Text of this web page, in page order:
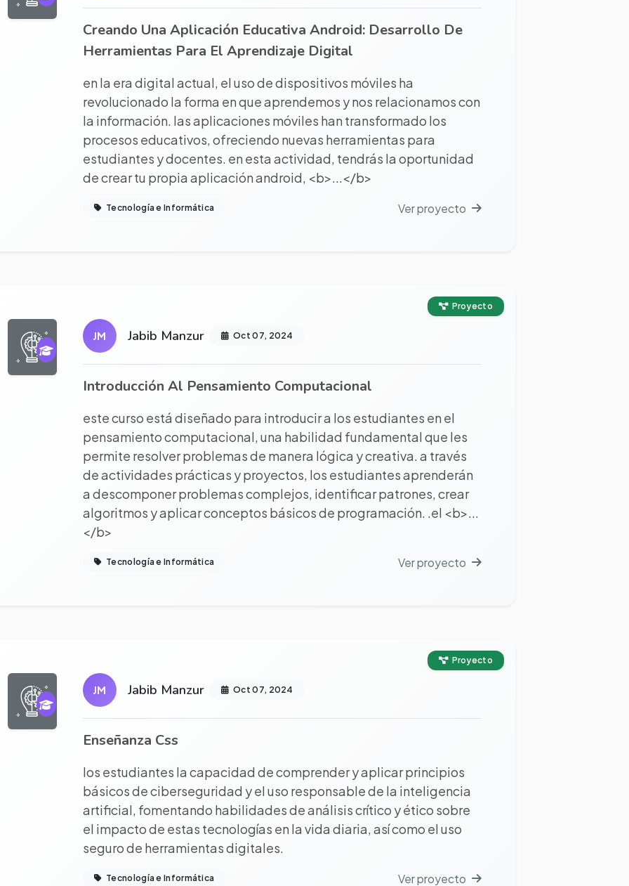
Creando Una Aplicación Educativa Android: Desarrollo De
Herramientas Para El Aprendizaje Digital
en la era digital actual, el uso de dispositivos móviles ha
revolucionado la forma en que aprendemos y nos relacionamos con
la información. las aplicaciones móviles han transformado los
procesos educativos, ofreciendo nuevas herramientas para
estudiantes y docentes. en esta actividad, tendrás la oportunidad
de crear tu propia aplicación android, <b>...</b>
Tecnología e Informática Ver proyecto
Proyecto
JM Jabib Manzur Oct 07, 2024
Introducción Al Pensamiento Computacional
este curso está diseñado para introducir a los estudiantes en el
pensamiento computacional, una habilidad fundamental que les
permite resolver problemas de manera lógica y creativa. a través
de actividades prácticas y proyectos, los estudiantes aprenderán
a descomponer problemas complejos, identificar patrones, crear
algoritmos y aplicar conceptos básicos de programación. .el <b>...
</b>
Tecnología e Informática Ver proyecto
Proyecto
JM Jabib Manzur Oct 07, 2024
Enseñanza Css
los estudiantes la capacidad de comprender y aplicar principios
básicos de ciberseguridad y el uso responsable de la inteligencia
artificial, fomentando habilidades de análisis crítico y ético sobre
el impacto de estas tecnologías en la vida diaria, así como el uso
seguro de herramientas digitales.
Tecnología e Informática Ver proyecto